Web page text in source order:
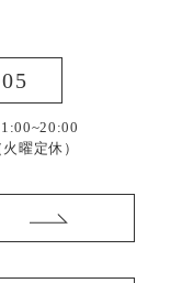
火曜定休）